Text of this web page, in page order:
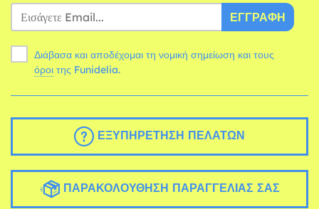
ΕΓΓΡΑΦΉ
Διάβασα και αποδέχομαι τη νομική σημείωση και τους
όροι της Funidelia.
ΕΞΥΠΗΡΈΤΗΣΗ ΠΕΛΑΤΏΝ
ΠΑΡΑΚΟΛΟΎΘΗΣΗ ΠΑΡΑΓΓΕΛΊΑΣ ΣΑΣ